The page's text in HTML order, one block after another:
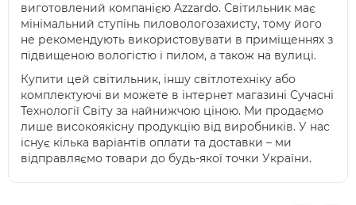
виготовлений компанією Azzardo. Світильник має
мінімальний ступінь пиловологозахисту, тому його
не рекомендують використовувати в приміщеннях з
підвищеною вологістю і пилом, а також на вулиці.
Купити цей світильник, іншу світлотехніку або
комплектуючі ви можете в інтернет магазині Сучасні
Технології Світу за найнижчою ціною. Ми продаємо
лише високоякісну продукцію від виробників. У нас
існує кілька варіантів оплати та доставки – ми
відправляємо товари до будь-якої точки України.